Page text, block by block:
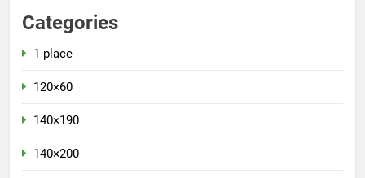
Categories
1 place
120×60
140×190
140×200